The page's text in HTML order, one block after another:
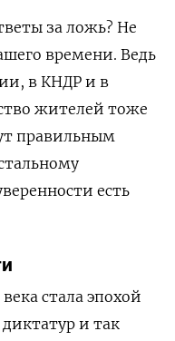
за ложь? Не
времени. Ведь
в КНДР и в
жителей тоже
правильным
есть
стала эпохой
и так